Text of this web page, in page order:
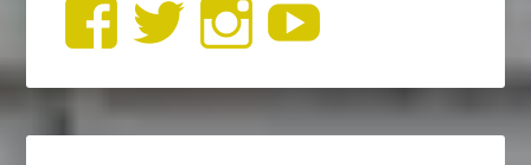
Ver
perfil
de
Ver
perfil
de
Ver
perfil
de